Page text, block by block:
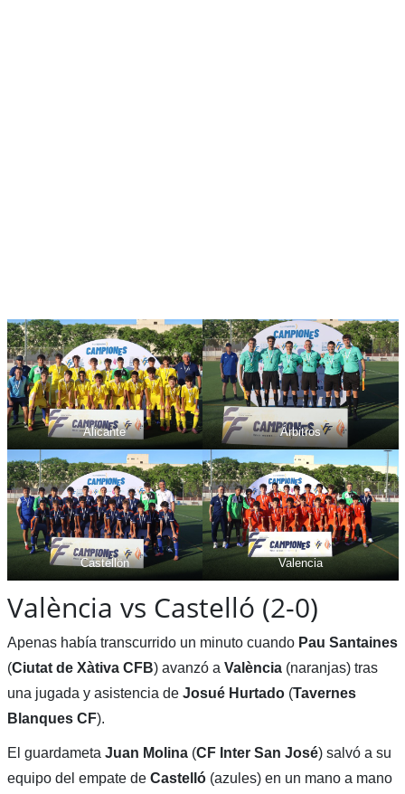
Alicante Árbitros
Castellön Valencia
València vs Castelló (2-0)
Apenas había transcurrido un minuto cuando Pau Santaines
(Ciutat de Xàtiva CFB) avanzó a València(naranjas) tras
una jugada y asistencia de Josué Hurtado(Tavernes
Blanques CF).
El guardameta Juan Molina(CF Inter San José) salvó a su
equipo del empate de Castelló(azules) en un mano a mano